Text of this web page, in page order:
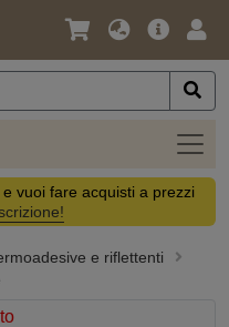
Lingua
Valuta
Offerta
vuoi fare acquisti a prezzi
e riflettenti